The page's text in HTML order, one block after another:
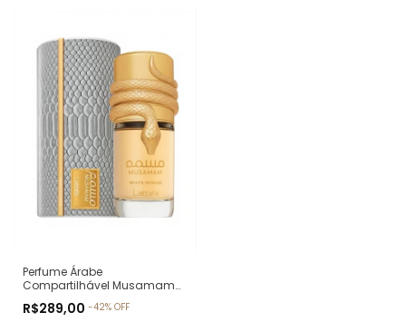
Perfume Árabe
Compartilhável Musamam
Parfum - 100ml
R$289,00 -42% OFF